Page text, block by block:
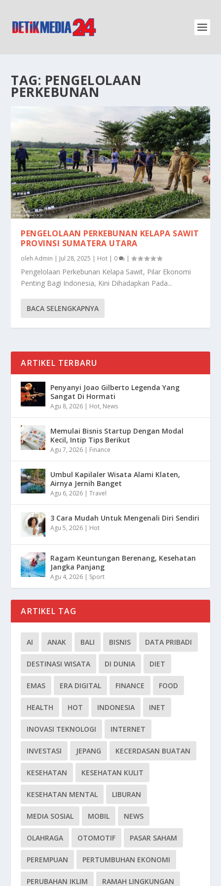
TAG: PENGELOLAAN
PERKEBUNAN
PENGELOLAAN PERKEBUNAN KELAPA SAWIT
PROVINSI SUMATERA UTARA
olehAdmin | Jul 28, 2025 | Hot | 0 |
Pengelolaan Perkebunan Kelapa Sawit, Pilar Ekonomi
Penting Bagi Indonesia, Kini Dihadapkan Pada...
BACA SELENGKAPNYA
ARTIKEL TERBARU
Penyanyi Joao Gilberto Legenda Yang
Sangat Di Hormati
Agu 8, 2026 | Hot, News
Memulai Bisnis Startup Dengan Modal
Kecil, Intip Tips Berikut
Agu 7, 2026 | Finance
Umbul Kapilaler Wisata Alami Klaten,
Airnya Jernih Banget
Agu 6, 2026 |Travel
3 Cara Mudah Untuk Mengenali Diri Sendiri
Agu 5, 2026 | Hot
Ragam Keuntungan Berenang, Kesehatan
Jangka Panjang
Agu 4, 2026 | Sport
ARTIKEL TAG
AI ANAK BALI BISNIS DATA PRIBADI
DESTINASI WISATA DI DUNIA DIET
EMAS ERA DIGITAL FINANCE FOOD
HEALTH HOT INDONESIA INET
INOVASI TEKNOLOGI INTERNET
INVESTASI JEPANG KECERDASAN BUATAN
KESEHATAN KESEHATAN KULIT
KESEHATAN MENTAL LIBURAN
MEDIA SOSIAL MOBIL NEWS
OLAHRAGA OTOMOTIF PASAR SAHAM
PEREMPUAN PERTUMBUHAN EKONOMI
PERUBAHAN IKLIM RAMAH LINGKUNGAN